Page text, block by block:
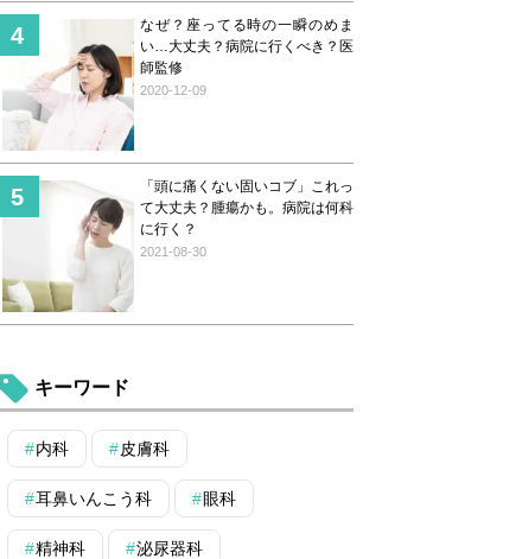
なぜ？座ってる時の一瞬のめま
い…大丈夫？病院に行くべき？医
師監修
2020-12-09
「頭に痛くない固いコブ」これっ
て大丈夫？腫瘍かも。病院は何科
に行く？
2021-08-30
キーワード
内科 皮膚科
耳鼻いんこう科 眼科
精神科 泌尿器科